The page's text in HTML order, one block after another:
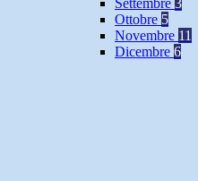
Settembre 3
Ottobre 5
Novembre 11
Dicembre 6